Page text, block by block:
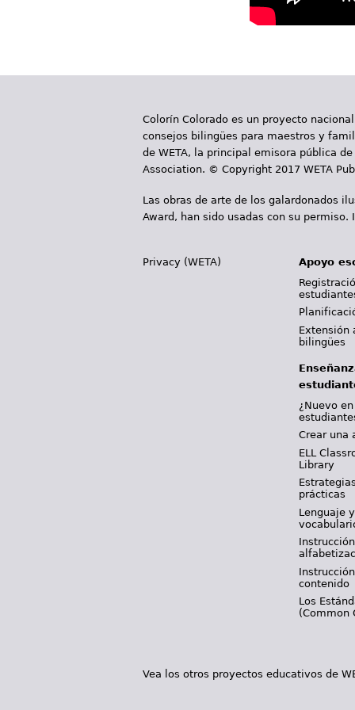
Colorín Colorado es un proyecto
consejos bilingües para maestros y
de WETA, la principal emisora pública
Association. © Copyright 2017 WETA
Las obras de arte de los galardonados
Award, han sido usadas con su
Privacy (WETA)
Apoyo
Extensión
bilingües
¿Nuevo
Crear una
ELL
Library
prácticas
Lenguaje
contenido
Los
(Common
Vea los otros proyectos educativos de